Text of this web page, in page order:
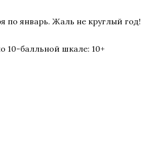
по январь. Жаль не круглый год!
10-балльной шкале: 10+